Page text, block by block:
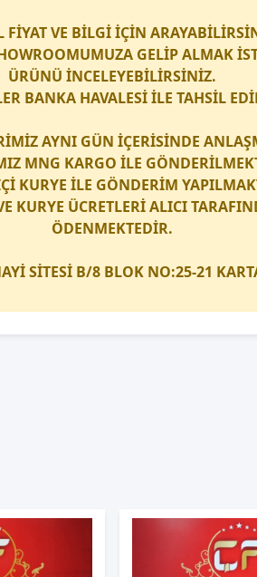
FİYAT VE BİLGİ İÇİN
GELİP ALMAK
ÜRÜNÜ İNCELEYEBİLİRSİNİZ.
BANKA HAVALESİ İLE TAHSİL
AYNI GÜN İÇERİSİNDE
MNG KARGO İLE
KURYE İLE GÖNDERİM
KURYE ÜCRETLERİ ALICI
ÖDENMEKTEDİR.
SİTESİ B/8 BLOK NO:25-21